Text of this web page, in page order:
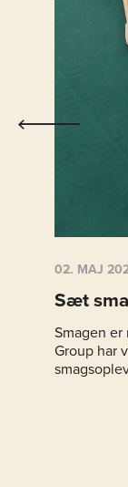
02. MAJ
Sæt
Smagen
Group har